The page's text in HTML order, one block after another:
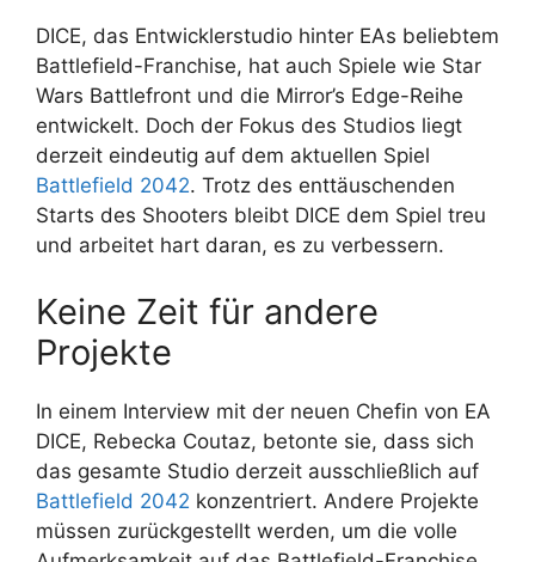
DICE, das Entwicklerstudio hinter EAs beliebtem
Battlefield-Franchise, hat auch Spiele wie Star
Wars Battlefront und die Mirror’s Edge-Reihe
entwickelt. Doch der Fokus des Studios liegt
derzeit eindeutig auf dem aktuellen Spiel
Battlefield 2042. Trotz des enttäuschenden
Starts des Shooters bleibt DICE dem Spiel treu
und arbeitet hart daran, es zu verbessern.
Keine Zeit für andere
Projekte
In einem Interview mit der neuen Chefin von EA
DICE, Rebecka Coutaz, betonte sie, dass sich
das gesamte Studio derzeit ausschließlich auf
Battlefield 2042 konzentriert. Andere Projekte
müssen zurückgestellt werden, um die volle